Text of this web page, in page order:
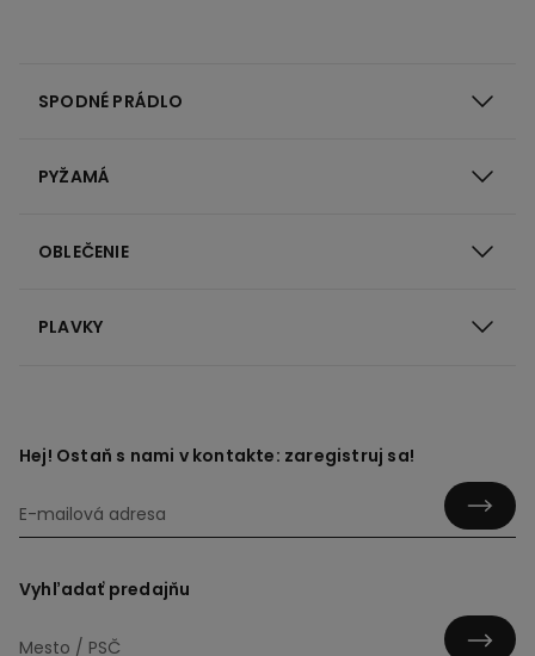
SPODNÉ PRÁDLO
PYŽAMÁ
OBLEČENIE
PLAVKY
Hej! Ostaň s nami v kontakte: zaregistruj sa!
Vyhľadať predajňu